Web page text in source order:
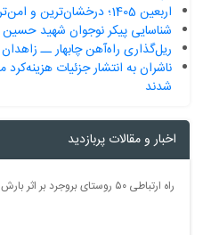
اربعین 1405؛ درخشان‌ترین و امن‌ترین دوره در تاریخ تردد زائران
شناسایی پیکر نوجوان شهید حسین حوریان
ریل‌گذاری راه‌آهن چابهار ــ زاهدان تا
ناشران به انتشار جزئیات هزینه‌کرد
شدند
اخبار و مقالات پربازدید
راه ارتباطی ۵۰ روستای بروجرد بر اثر بارش برف مسدود شد